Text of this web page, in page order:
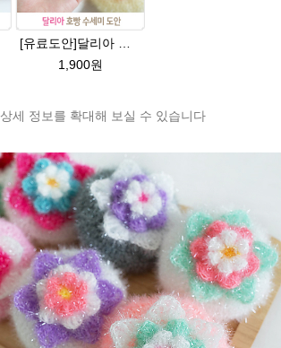
[유료도안]달리아 호빵수세미뜨기 도안(수세미실은 옵션에서 추가구매 가능)/꽃수세미도안 /별호빵수세미처럼 예쁜수세미뜨기/빤짝이수세미실/웰빙수세미실/고급수세미실/데이지 반짝이수세미
1,900원
상세 정보를 확대해 보실 수 있습니다